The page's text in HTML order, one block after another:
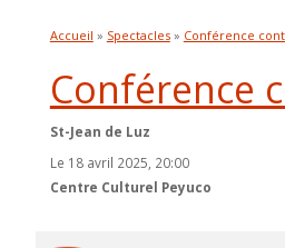
Accueil » Spectacles» Conférence
Conférence
St-Jean de Luz
Le 18 avril 2025, 20:00
Centre Culturel Peyuco